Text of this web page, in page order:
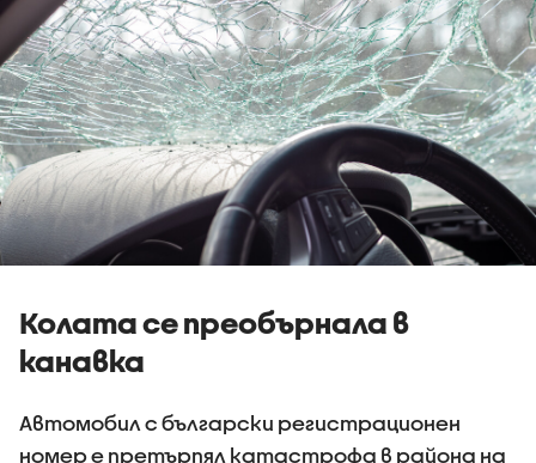
Колата се преобърнала в
канавка
Автомобил с български регистрационен
номер е претърпял катастрофа в района на